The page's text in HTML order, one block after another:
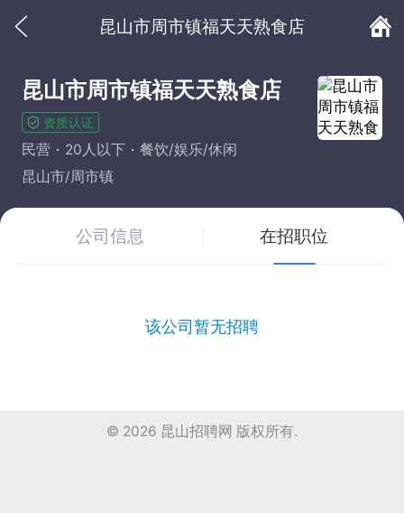
昆山市周市镇福天天熟食店
昆山市周市镇福天天熟食店
资质认证
民营 20人以下
餐饮/娱乐/休闲
昆山市/周市镇
公司信息 在招职位
该公司暂无招聘
© 2026 昆山招聘网 版权所有.